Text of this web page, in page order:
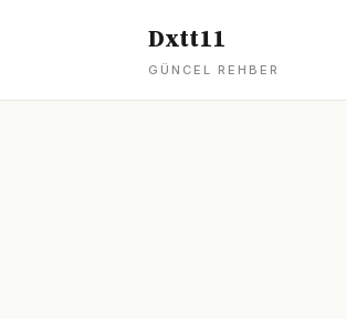
Dxtt11
GÜNCEL REHBER